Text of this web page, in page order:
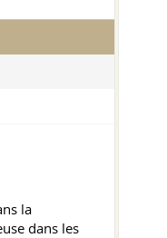
la
dans les